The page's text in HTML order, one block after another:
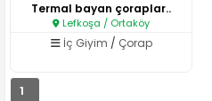
Termal bayan çoraplar..
Lefkoşa / Ortaköy
İç Giyim / Çorap
1